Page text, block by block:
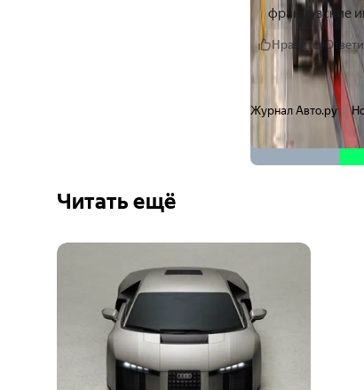
французские
Нравится
Журнал Авто.ру
Читать ещё